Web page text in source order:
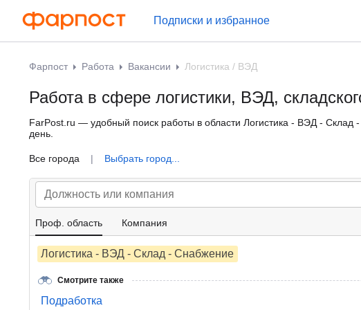
Подписки и избранное
Фарпост Работа Вакансии Логистика / ВЭД
Работа в сфере логистики, ВЭД,
FarPost.ru — удобный поиск работы в области Логистика - ВЭД -
день.
Все города | Выбрать город...
Проф. область Компания
Логистика - ВЭД - Склад - Снабжение
Смотрите также
Подработка